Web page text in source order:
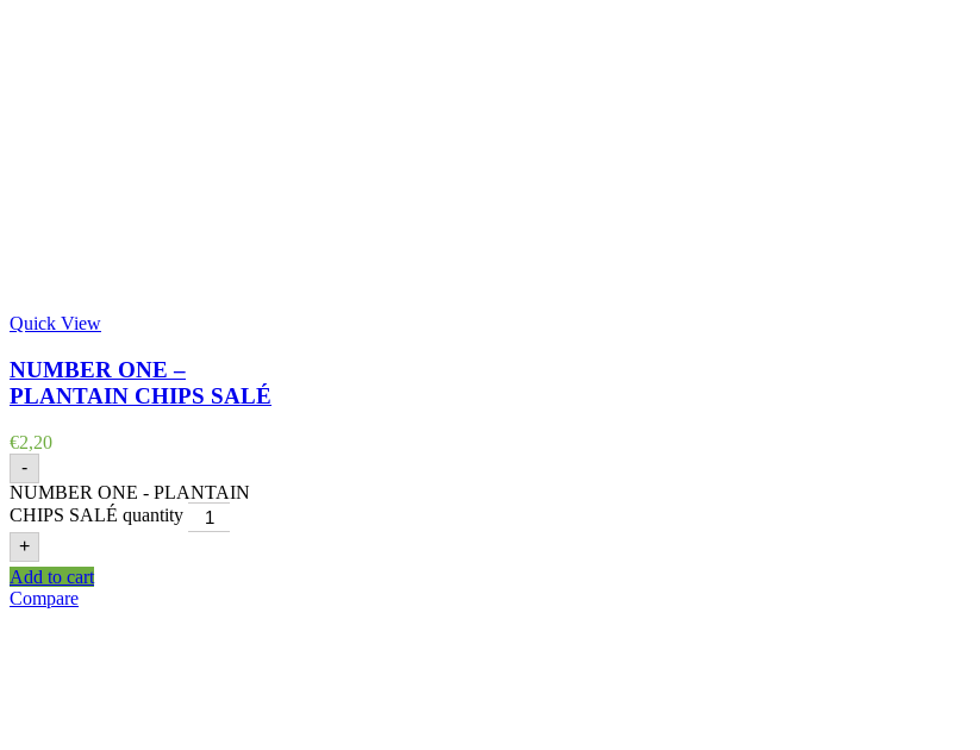
Quick View
NUMBER ONE –
PLANTAIN CHIPS SALÉ
€2,20
-
NUMBER ONE - PLANTAIN
CHIPS SALÉ quantity
+
Add to cart
Compare